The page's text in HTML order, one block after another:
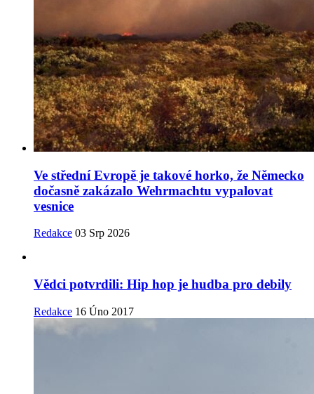
Ve střední Evropě je takové horko, že Německo
dočasně zakázalo Wehrmachtu vypalovat
vesnice
Redakce 03 Srp 2026
Vědci potvrdili: Hip hop je hudba pro debily
Redakce 16 Úno 2017